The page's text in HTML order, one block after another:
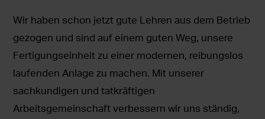
Wir haben schon jetzt gute Lehren aus dem Betrieb
gezogen und sind auf einem guten Weg, unsere
Fertigungseinheit zu einer modernen, reibungslos
laufenden Anlage zu machen. Mit unserer
sachkundigen und tatkräftigen
Arbeitsgemeinschaft verbessern wir uns ständig,